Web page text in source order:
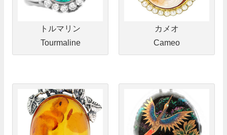
トルマリン
Tourmaline
カメオ
Cameo